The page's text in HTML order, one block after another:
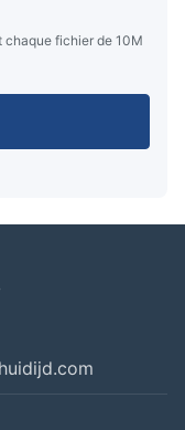
chaque fichier de 10M